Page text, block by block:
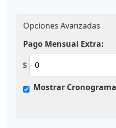
Opciones Avanzadas
Pago Mensual Extra:
$
Mostrar